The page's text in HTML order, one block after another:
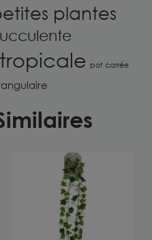
plantes
pot carrée